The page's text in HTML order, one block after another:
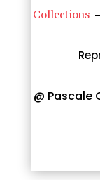
Collections
@ Pascale